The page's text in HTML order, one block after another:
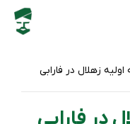
زهلال در فارابی